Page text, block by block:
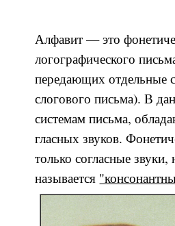
Алфавит — это
логографического
передающих отдельные
слогового письма). В
системам письма,
гласных звуков.
только согласные
называется